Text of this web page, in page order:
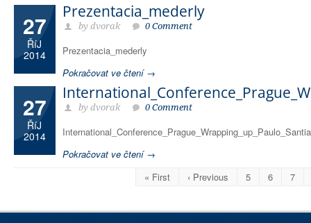
27
ŘíJ
2014
Prezentacia_mederly
by dvorak 0 Comment
Prezentacia_mederly
Pokračovat ve čtení →
27
ŘíJ
2014
by dvorak 0 Comment
Pokračovat ve čtení →
« First
‹ Previous 5 6 7